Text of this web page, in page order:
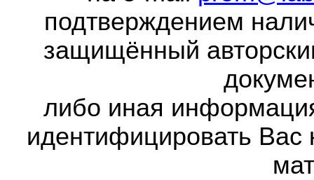
подтверждением
защищённый
либо иная
идентифицировать Вас